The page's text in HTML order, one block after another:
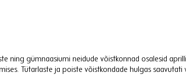
ning gümnaasiumi neidude võistkonnad osalesid
Tütarlaste ja poiste võistkondade hulgas saavutati